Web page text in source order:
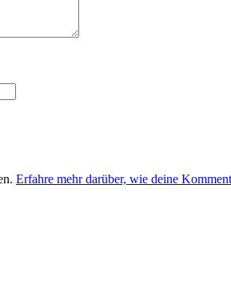
Erfahre mehr darüber, wie deine